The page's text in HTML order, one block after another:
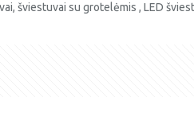
šviestuvai su grotelėmis , LED